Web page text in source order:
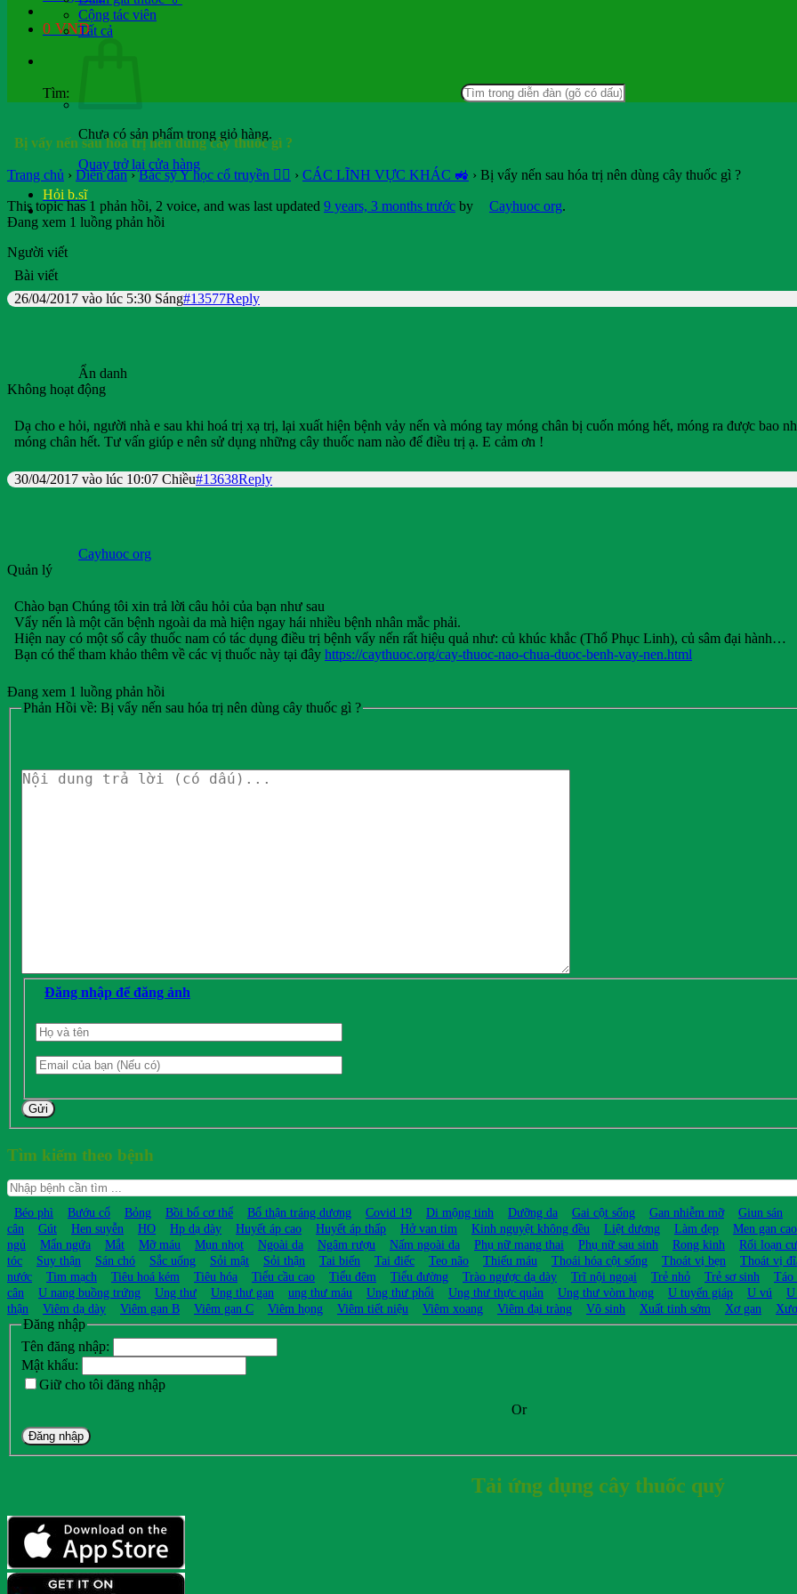
0 VND
Chưa có sản phẩm trong giỏ hàng.
Quay trở lại cửa hàng
Hỏi b.sĩ
Cộng tác viên
Tất cả
Tìm:
Bị vẩy nến sau hóa trị nên dùng cây thuốc gì ?
Trang chủ › Diễn đàn › Bác sỹ Y học cổ truyền 👨‍⚕️ › CÁC LĨNH VỰC KHÁC 🚜 › Bị vẩy nến sau hóa trị nên dùng cây thuốc gì ?
This topic has 1 phản hồi, 2 voice, and was last updated 9 years, 3 months trước by Cayhuoc org.
Đang xem 1 luồng phản hồi
Người viết
Bài viết
26/04/2017 vào lúc 5:30 Sáng#13577Reply
Ẩn danh
Không hoạt động
Dạ cho e hỏi, người nhà e sau khi hoá trị xạ trị, lại xuất hiện bệnh vảy nến và móng tay móng chân bị cuốn móng hết, móng ra được bao
móng chân hết. Tư vấn giúp e nên sử dụng những cây thuốc nam nào để điều trị ạ. E cảm ơn !
30/04/2017 vào lúc 10:07 Chiều#13638Reply
Cayhuoc org
Quản lý
Chào bạn Chúng tôi xin trả lời câu hỏi của bạn như sau
Vẩy nến là một căn bệnh ngoài da mà hiện ngay hái nhiều bệnh nhân mắc phải.
Hiện nay có một số cây thuốc nam có tác dụng điều trị bệnh vẩy nến rất hiệu quả như: củ khúc khắc (Thổ Phục Linh), củ sâm đại hành…
Bạn có thể tham khảo thêm về các vị thuốc này tại đây https://caythuoc.org/cay-thuoc-nao-chua-duoc-benh-vay-nen.html
Đang xem 1 luồng phản hồi
Phản Hồi về: Bị vẩy nến sau hóa trị nên dùng cây thuốc gì ?
Đăng nhập để đăng ảnh
Gửi
Tìm kiếm theo bệnh
Béo phì Bướu cổ Bỏng Bồi bổ cơ thể Bổ thận tráng dương Covid 19 Di mộng tinh Dưỡng da Gai cột sống Gan nhiễm mỡ Giun sán
cân
Gút Hen suyễn HO Hp dạ dày Huyết áp cao Huyết áp thấp Hở van tim Kinh nguyệt không đều Liệt dương Làm đẹp Men gan cao
ngủ
Mẩn ngứa Mắt Mỡ máu Mụn nhọt Ngoài da Ngâm rượu Nấm ngoài da Phụ nữ mang thai Phụ nữ sau sinh Rong kinh Rối loạn
tóc
Suy thận Sán chó Sắc uống Sỏi mật Sỏi thận Tai biến Tai điếc Teo não Thiếu máu Thoái hóa cột sống Thoát vị bẹn Thoát vị
nước
Tim mạch Tiêu hoá kém Tiêu hóa Tiểu cầu cao Tiểu đêm Tiểu đường Trào ngược dạ dày Trĩ nội ngoại Trẻ nhỏ Trẻ sơ sinh Táo
cân
U nang buồng trứng Ung thư Ung thư gan ung thư máu Ung thư phổi Ung thư thực quản Ung thư vòm họng U tuyến giáp U vú
thận
Viêm dạ dày Viêm gan B Viêm gan C Viêm họng Viêm tiết niệu Viêm xoang Viêm đại tràng Vô sinh Xuất tinh sớm Xơ gan
Đăng nhập
Tên đăng nhập:
Mật khẩu:
Giữ cho tôi đăng nhập
Or
Đăng nhập
Tải ứng dụng cây thuốc quý